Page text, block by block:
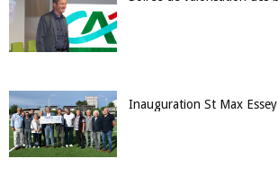
Inauguration St Max Essey